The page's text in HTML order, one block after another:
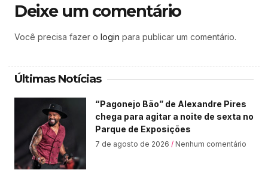
Deixe um comentário
Você precisa fazer o login para publicar um comentário.
Últimas Notícias
“Pagonejo Bão” de Alexandre Pires
chega para agitar a noite de sexta no
Parque de Exposições
7 de agosto de 2026 Nenhum comentário